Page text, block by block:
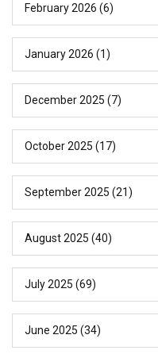
February 2026 (6)
January 2026 (1)
December 2025 (7)
October 2025 (17)
September 2025 (21)
August 2025 (40)
July 2025 (69)
June 2025 (34)